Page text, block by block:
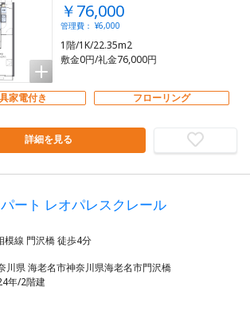
￥76,000
管理費： ¥6,000
1階/1K/22.35m2
敷金0円/礼金76,000円
家電付き フローリング
詳細を見る
ート レオパレスクレール
川県 海老名市神奈川県海老名市門沢橋
年/2階建